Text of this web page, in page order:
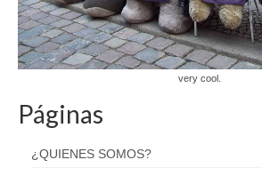
very cool.
Páginas
¿QUIENES SOMOS?